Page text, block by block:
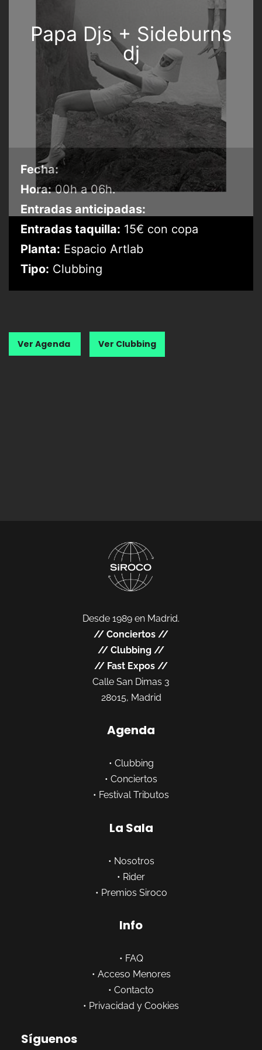
Papa Djs + Sideburns
dj
Fecha:
Hora:00h a 06h.
Entradas anticipadas:
Entradas taquilla: 15€ con copa
Planta: Espacio Artlab
Tipo: Clubbing
Ver Agenda Ver Clubbing
Desde 1989 en Madrid.
// Conciertos //
// Clubbing //
// Fast Expos //
Calle San Dimas 3
28015, Madrid
Agenda
• Clubbing
• Conciertos
• Festival Tributos
La Sala
• Nosotros
• Rider
• Premios Siroco
Info
• FAQ
• Acceso Menores
• Contacto
• Privacidad y Cookies
Síguenos